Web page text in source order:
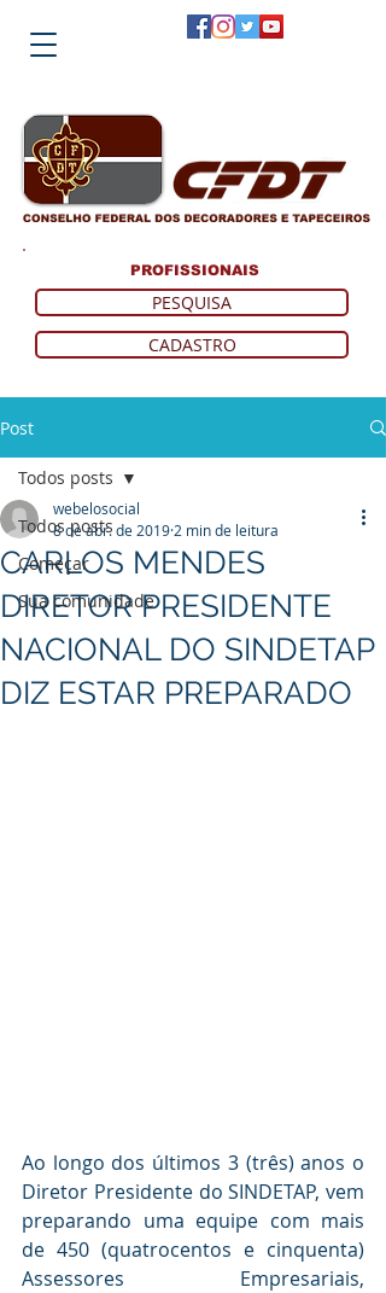
PROFISSIONAIS
PESQUISA
CADASTRO
Post
Todos posts
Começar
Sua comunidade
Todos posts
CARLOS MENDES
DIRETOR PRESIDENTE
NACIONAL DO SINDETAP
DIZ ESTAR PREPARADO
webelosocial
8 de abr. de 2019 2 min de leitura
Ao longo dos últimos 3 (três) anos o
Diretor Presidente do SINDETAP, vem
preparando uma equipe com mais
de 450 (quatrocentos e cinquenta)